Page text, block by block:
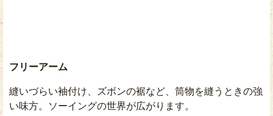
フリーアーム
縫いづらい袖付け、ズボンの裾など、筒物を縫うときの強
い味方。ソーイングの世界が広がります。